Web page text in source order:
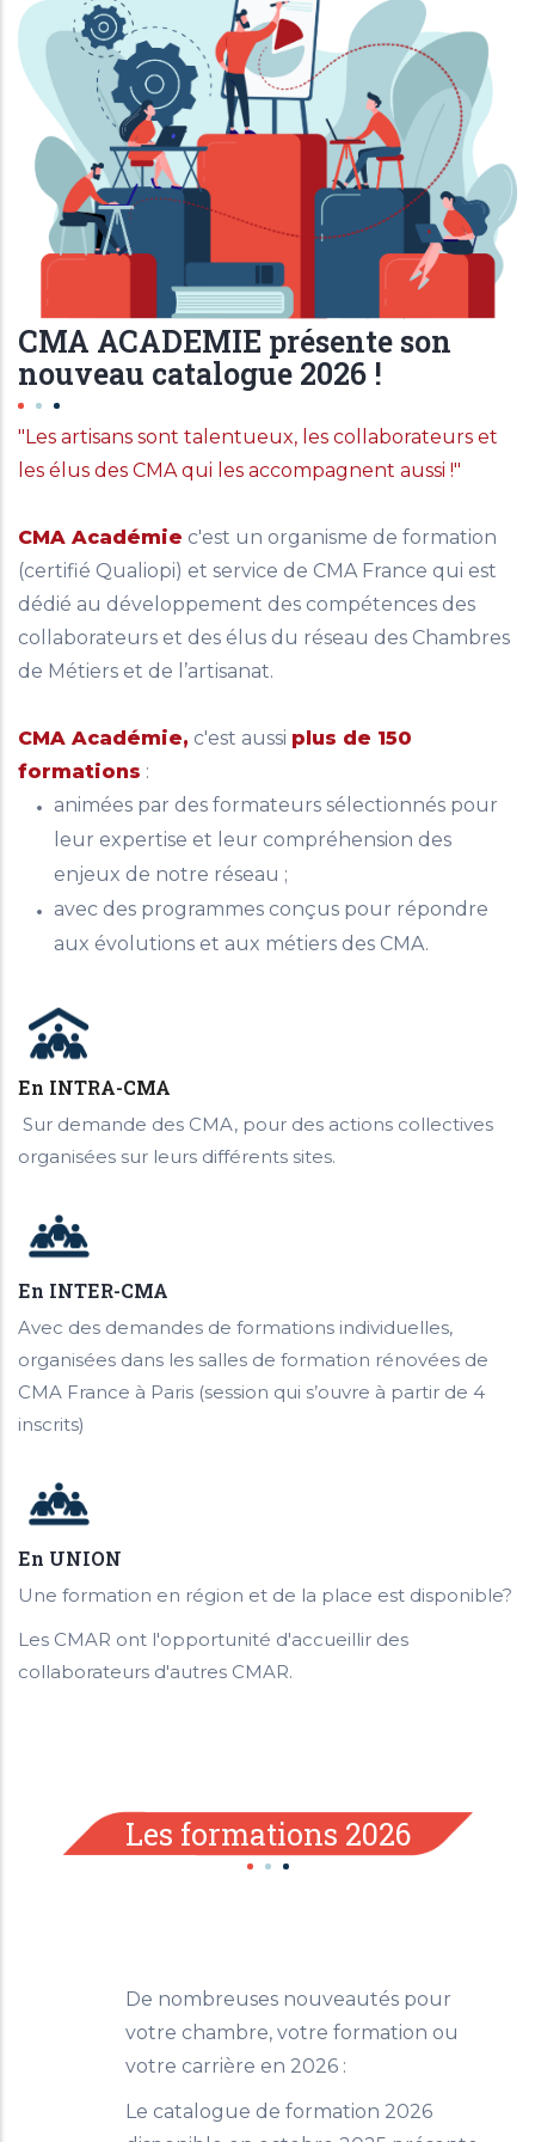
CMA ACADEMIE présente son
nouveau catalogue 2026 !
"Les artisans sont talentueux, les collaborateurs et
les élus des CMA qui les accompagnent aussi !"
CMA Académie c'est un organisme de formation
(certifié Qualiopi) et service de CMA France qui est
dédié au développement des compétences des
collaborateurs et des élus du réseau des Chambres
de Métiers et de l’artisanat.
CMA Académie, c'est aussi plus de 150
formations :
animées par des formateurs sélectionnés pour
leur expertise et leur compréhension des
enjeux de notre réseau ;
avec des programmes conçus pour répondre
aux évolutions et aux métiers des CMA.
En INTRA-CMA
Sur demande des CMA, pour des actions collectives
organisées sur leurs différents sites.
En INTER-CMA
Avec des demandes de formations individuelles,
organisées dans les salles de formation rénovées de
CMA France à Paris (session qui s’ouvre à partir de 4
inscrits)
En UNION
Une formation en région et de la place est disponible?
Les CMAR ont l'opportunité d'accueillir des
collaborateurs d'autres CMAR.
Les formations 2026
De nombreuses nouveautés pour
votre chambre, votre formation ou
votre carrière en 2026 :
Le catalogue de formation 2026